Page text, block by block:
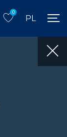
0
PL